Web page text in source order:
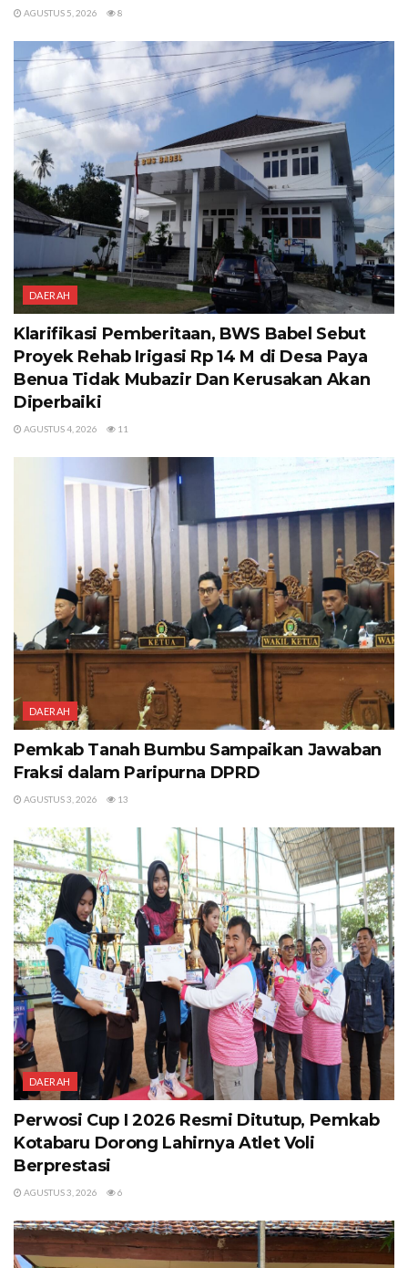
AGUSTUS 5, 2026 8
DAERAH
Klarifikasi Pemberitaan, BWS Babel Sebut
Proyek Rehab Irigasi Rp 14 M di Desa Paya
Benua Tidak Mubazir Dan Kerusakan Akan
Diperbaiki
AGUSTUS 4, 2026 11
DAERAH
Pemkab Tanah Bumbu Sampaikan Jawaban
Fraksi dalam Paripurna DPRD
AGUSTUS 3, 2026 13
DAERAH
Perwosi Cup I 2026 Resmi Ditutup, Pemkab
Kotabaru Dorong Lahirnya Atlet Voli
Berprestasi
AGUSTUS 3, 2026 6